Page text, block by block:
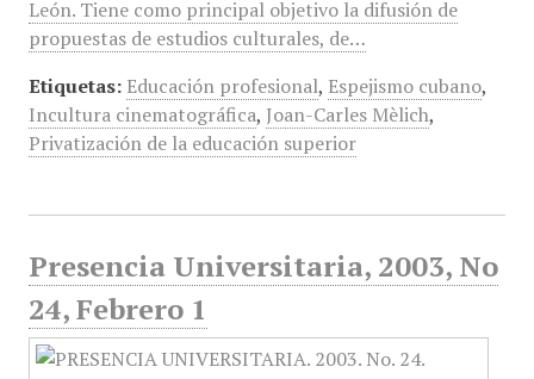
León. Tiene como principal objetivo la difusión de
propuestas de estudios culturales, de…
Etiquetas: Educación profesional, Espejismo cubano,
Incultura cinematográfica, Joan-Carles Mèlich,
Privatización de la educación superior
Presencia Universitaria, 2003, No
24, Febrero 1